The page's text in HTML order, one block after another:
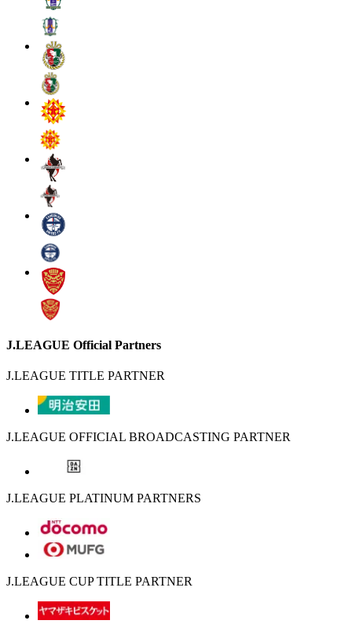
J.LEAGUE Official Partners
J.LEAGUE TITLE PARTNER
J.LEAGUE OFFICIAL BROADCASTING PARTNER
J.LEAGUE PLATINUM PARTNERS
J.LEAGUE CUP TITLE PARTNER